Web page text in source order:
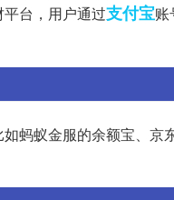
台，用户通过支付宝账
蚂蚁金服的余额宝、京